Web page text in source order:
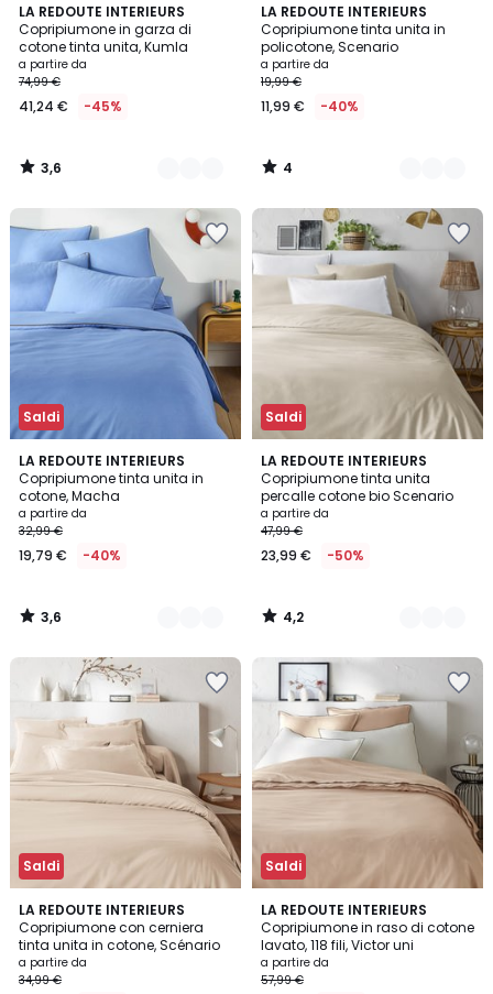
LA REDOUTE INTERIEURS
Copripiumone in garza di
cotone tinta unita, Kumla
a partire da
74,99 €
41,24 € -45%
3,6
/ 5
16
Colori
3,6
/
LA REDOUTE INTERIEURS
Copripiumone tinta unita in
policotone, Scenario
a partire da
19,99 €
11,99 € -40%
4
/
5
16
Colori
4
/
Saldi
LA REDOUTE INTERIEURS
Copripiumone tinta unita in
cotone, Macha
a partire da
32,99 €
19,79 € -40%
3,6
/ 5
7
Colori
3,6
/
Saldi
LA REDOUTE INTERIEURS
Copripiumone tinta unita
percalle cotone bio Scenario
a partire da
47,99 €
23,99 € -50%
4,2
/ 5
12
Colori
4,2
/
Saldi
LA REDOUTE INTERIEURS
Copripiumone con cerniera
tinta unita in cotone, Scénario
a partire da
34,99 €
4
/
5
22
Colori
Saldi
LA REDOUTE INTERIEURS
Copripiumone in raso di cotone
lavato, 118 fili, Victor uni
a partire da
57,99 €
3,8
/ 5
10
Colori